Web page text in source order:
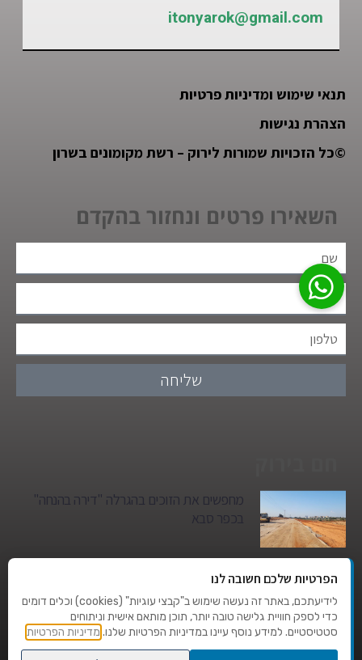
itonyarok@gmail.com
תנאי שימוש ומדיניות פרטיות
הצהרת נגישות
©כל הזכויות שמורות לירוק – רשת מקומונים בשרון
השאירו פרטים ונחזור בהקדם
שליחה
מחפשים את הזוכים בהגרלה "דירה בהנחה"
בכפר סבא
גן הילדים של מרים סיטי יהפוך למגדל מגורים:
סגירת מעגל היסטורית במגדיאל
טרגדיה בצהרי היום: בן 80 נהרג על מעבר
הפרטיות שלכם חשובה לנו
לידיעתכם, באתר זה נעשה שימוש ב"קבצי עוגיות" (cookies) וכלים דומים
כדי לספק חוויית גלישה טובה יותר, תוכן מותאם אישית וניתוחים
סטטיסטיים. למידע נוסף עיינו במדיניות הפרטיות שלנו. מדיניות הפרטיות